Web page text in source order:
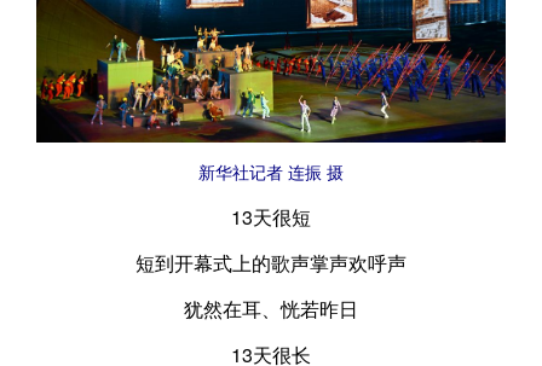
新华社记者 连振 摄
13天很短
短到开幕式上的歌声掌声欢呼声
犹然在耳、恍若昨日
13天很长